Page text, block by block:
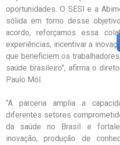
oportunidades. O SESI e a
sólida em torno desse
acordo, reforçamos essa
experiências, incentivar a
que beneficiem os
saúde brasileiro", afirma o
Paulo Mól.
“A parceria amplia a
diferentes setores
da saúde no Brasil e
inovação, produção de